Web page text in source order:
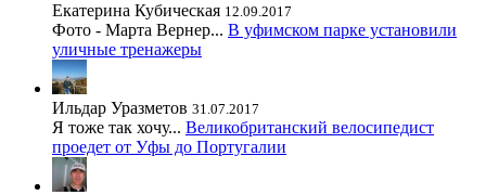
Екатерина Кубическая 12.09.2017
Фото - Марта Вернер... В уфимском парке установили
уличные тренажеры
Ильдар Уразметов 31.07.2017
Я тоже так хочу... Великобританский велосипедист
проедет от Уфы до Португалии